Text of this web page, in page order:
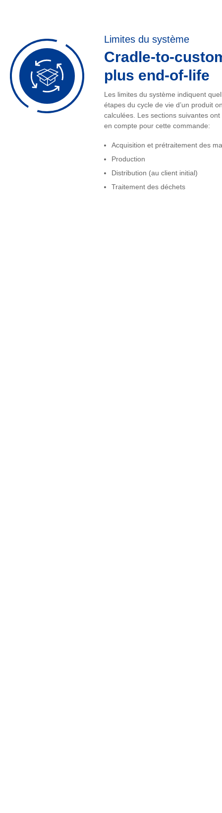
Limites du système
Cradle-to-
plus end-of-life
Les limites du système indiquent
étapes du cycle de vie d’un produit
calculées. Les sections suivantes
en compte pour cette commande:
Acquisition et prétraitement des
Production
Distribution (au client initial)
Traitement des déchets